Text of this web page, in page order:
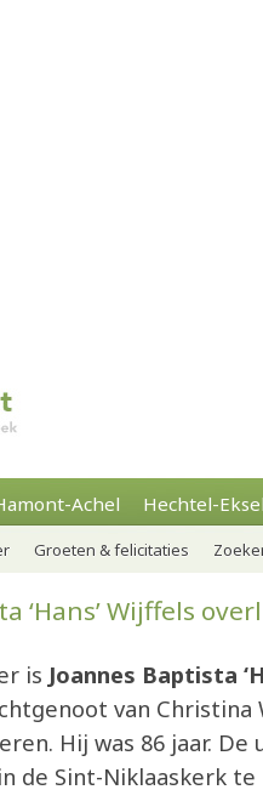
Achel Hechtel-
Groeten & felicitaties
‘Hans’ Wijffels
is Joannes Baptista
van Christina
Hij was 86 jaar.
de Sint-Niklaaskerk